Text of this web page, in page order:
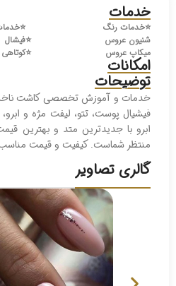
خدمات
⭐️خدمات رنگ ⭐️
شنیون عروس
⭐️فیشال
میکاپ عروس
⭐️
امکانات
توضیحات
خدمات و‌ آموزش‌ تخصصی کاشت ناخن،
فیشیال پوست، تتو، لیفت مژه و
ابرو با جدیدترین متد و بهترین
منتظر شماست. کیفیت و قیمت
گالری تصاویر